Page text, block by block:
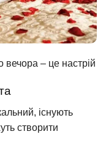
вечора – це настрій
існують
створити